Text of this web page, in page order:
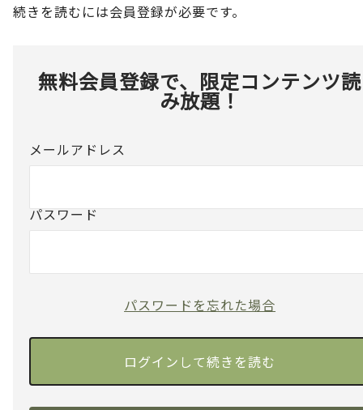
続きを読むには会員登録が必要です。
無料会員登録で、限定コンテンツ読
み放題！
メールアドレス
パスワード
パスワードを忘れた場合